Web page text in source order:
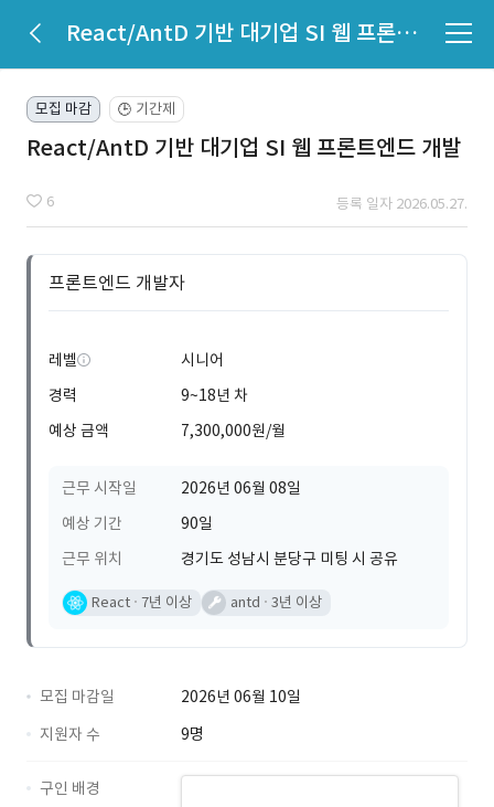
React/AntD 기반 대기업 SI 웹 프론트엔드 개발
모집 마감 🕒 기간제
React/AntD 기반 대기업 SI 웹 프론트엔드 개발
6 등록 일자 2026.05.27.
프론트엔드 개발자
레벨
시니어
경력
9~18년 차
예상 금액
7,300,000원/월
근무 시작일
2026년 06월 08일
예상 기간
90일
근무 위치
경기도 성남시 분당구 미팅 시 공유
React 7년 이상 antd 3년 이상
모집 마감일
2026년 06월 10일
지원자 수
9명
구인 배경